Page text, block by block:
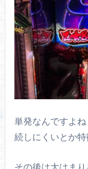
単発なんですよ
続しにくいとか特
その後は大はま